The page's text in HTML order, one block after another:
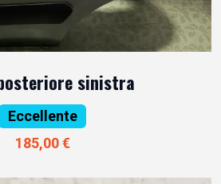
sinistra
Eccellente
185,00 €